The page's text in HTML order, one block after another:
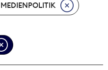
MEDIENPOLITIK